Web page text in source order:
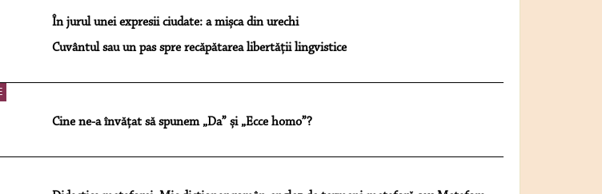
În jurul unei expresii ciudate: a mișca din urechi
Cuvântul sau un pas spre recăpătarea libertății lingvistice
Cine ne-a învățat să spunem „Da” și „Ecce homo”?